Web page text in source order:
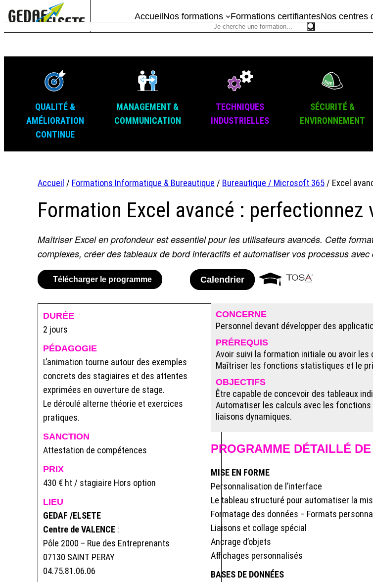
AccueilNos formations Formations certifiantesNos centres
QUALITÉ &
AMÉLIORATION
CONTINUE
MANAGEMENT &
COMMUNICATION
TECHNIQUES
INDUSTRIELLES
SÉCURITÉ &
ENVIRONNEMENT
Accueil / Formations Informatique & Bureautique / Bureautique / Microsoft 365 / Excel
Formation Excel avancé : perfectionnez
Maîtriser Excel en profondeur est essentiel pour les utilisateurs avancés. Cette
complexes, créer des tableaux de bord interactifs et automatiser vos processus avec
Télécharger le programme Calendrier
DURÉE
2 jours
PÉDAGOGIE
L’animation tourne autour des exemples
concrets des stagiaires et des attentes
exprimées en ouverture de stage.
Le déroulé alterne théorie et exercices
pratiques.
SANCTION
Attestation de compétences
PRIX
430 € ht / stagiaire Hors option
LIEU
GEDAF /ELSETE
Centre de VALENCE :
Pôle 2000 – Rue des Entreprenants
07130 SAINT PERAY
04.75.81.06.06
CONCERNE
Personnel devant développer des
PRÉREQUIS
Avoir suivi la formation initiale ou avoir les
Maîtriser les fonctions statistiques et le
OBJECTIFS
Être capable de concevoir des tableaux
Automatiser les calculs avec les
liaisons dynamiques.
PROGRAMME DÉTAILLÉ
MISE EN FORME
Personnalisation de l’interface
Le tableau structuré pour automatiser la
Formatage des données – Formats
Liaisons et collage spécial
Ancrage d’objets
Affichages personnalisés
BASES DE DONNÉES